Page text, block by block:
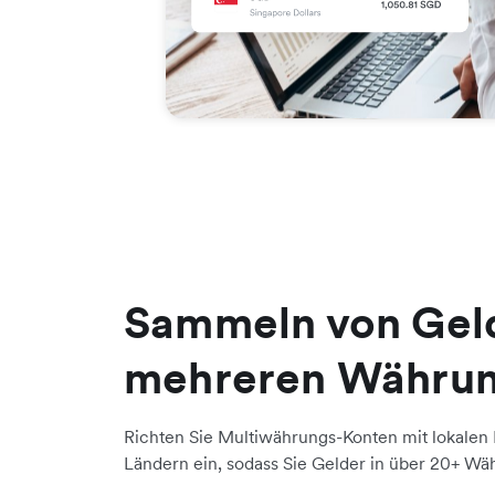
Sammeln von
mehreren
Richten Sie Multiwährungs-Konten mit
Ländern ein, sodass Sie Gelder in über 20+